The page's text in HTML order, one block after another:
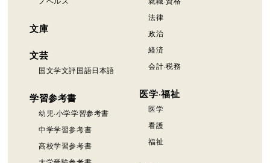
文庫
文芸
国文学文評国語日本語
学習参考書
幼児·小学学習参考書
中学学習参考書
高校学習参考書
法律
政治
経済
会計·税務
医学·福祉
医学
看護
福祉